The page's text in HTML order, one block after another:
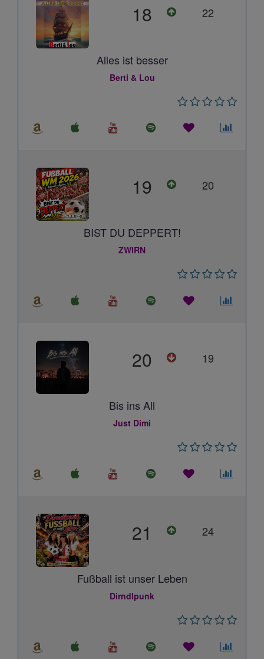
18 22
Alles ist besser
Berti & Lou
19 20
BIST DU DEPPERT!
ZWIRN
20 19
Bis ins All
Just Dimi
21 24
Fußball ist unser Leben
Dirndlpunk